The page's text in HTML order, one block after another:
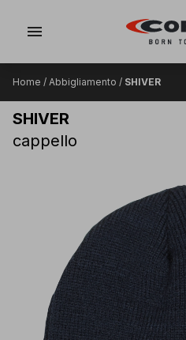
menu
Home / Abbigliamento / SHIVER
SHIVER
cappello